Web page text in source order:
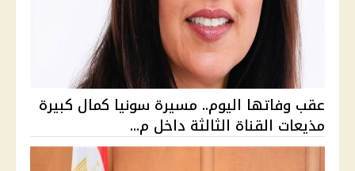
عقب وفاتها اليوم.. مسيرة سونيا كمال كبيرة
مذيعات القناة الثالثة داخل م...